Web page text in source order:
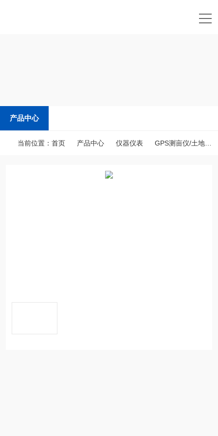
产品中心
当前位置： 首页 产品中心 仪器仪表 GPS测亩仪/土地面积测量仪